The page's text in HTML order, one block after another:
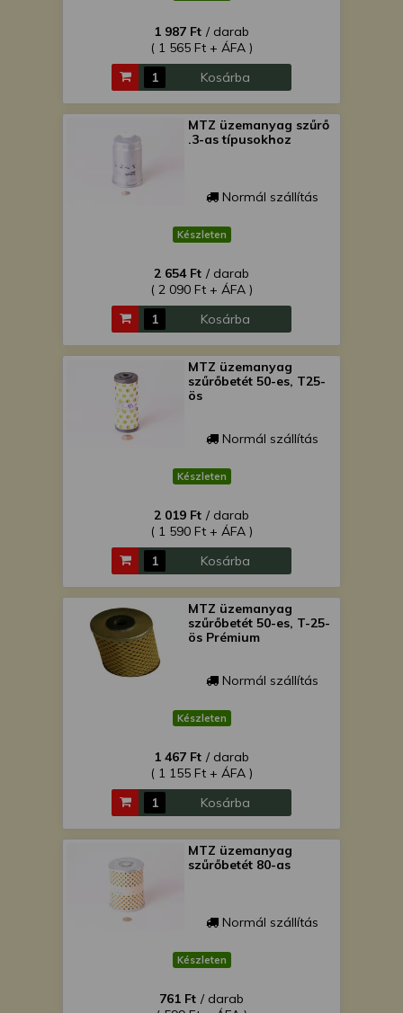
1 987 Ft / darab
( 1 565 Ft + ÁFA )
Kosárba
MTZ üzemanyag szűrő
.3-as típusokhoz
Normál szállítás
Készleten
2 654 Ft / darab
( 2 090 Ft + ÁFA )
Kosárba
MTZ üzemanyag
szűrőbetét 50-es, T25-
ös
Normál szállítás
Készleten
2 019 Ft / darab
( 1 590 Ft + ÁFA )
Kosárba
MTZ üzemanyag
szűrőbetét 50-es, T-25-
ös Prémium
Normál szállítás
Készleten
1 467 Ft / darab
( 1 155 Ft + ÁFA )
Kosárba
MTZ üzemanyag
szűrőbetét 80-as
Normál szállítás
Készleten
761 Ft / darab